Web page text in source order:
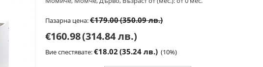
Пазарна цена:€179.00(350.09 лв.)
€160.98(314.84 лв.)
Вие спестявате:€18.02 (35.24 лв.) (10%)